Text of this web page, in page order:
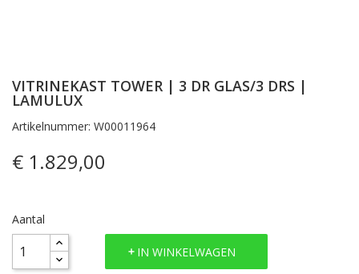
VITRINEKAST TOWER | 3 DR GLAS/3 DRS |
LAMULUX
Artikelnummer: W00011964
€ 1.829,00
Aantal
IN WINKELWAGEN